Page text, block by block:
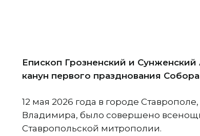
Епископ Грозненский и
канун первого празднования
12 мая 2026 года в городе
Владимира, было совершено
Ставропольской митрополии.